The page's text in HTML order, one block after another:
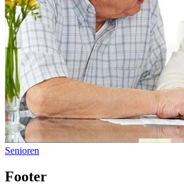
Senioren
Footer